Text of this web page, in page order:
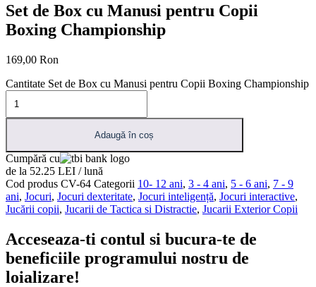
Set de Box cu Manusi pentru Copii
Boxing Championship
169,00 Ron
Cantitate Set de Box cu Manusi pentru Copii Boxing Championship
Adaugă în coș
Cumpără cu
de la 52.25 LEI / lună
Cod produs CV-64 Categorii 10- 12 ani, 3 - 4 ani, 5 - 6 ani, 7 - 9
ani, Jocuri, Jocuri dexteritate, Jocuri inteligență, Jocuri interactive,
Jucării copii, Jucarii de Tactica si Distractie, Jucarii Exterior Copii
Acceseaza-ti contul si bucura-te de
beneficiile programului nostru de
loializare!